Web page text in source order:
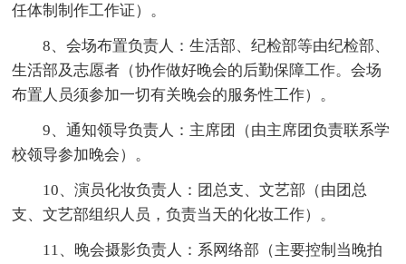
任体制制作工作证）。
8、会场布置负责人：生活部、纪检部等由纪检部、
生活部及志愿者（协作做好晚会的后勤保障工作。会场
布置人员须参加一切有关晚会的服务性工作）。
9、通知领导负责人：主席团（由主席团负责联系学
校领导参加晚会）。
10、演员化妆负责人：团总支、文艺部（由团总
支、文艺部组织人员，负责当天的化妆工作）。
11、晚会摄影负责人：系网络部（主要控制当晚拍